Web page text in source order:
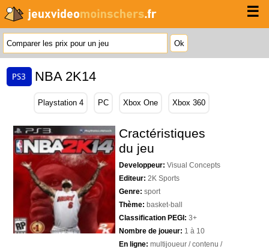
☰
NBA 2K14
Playstation 4 PC Xbox One Xbox 360
Cractéristiques
du jeu
Developpeur: Visual Concepts
Editeur: 2K Sports
Genre: sport
Thème: basket-ball
Classification PEGI: 3+
Nombre de joueur: 1 à 10
En ligne: multijoueur / contenu /